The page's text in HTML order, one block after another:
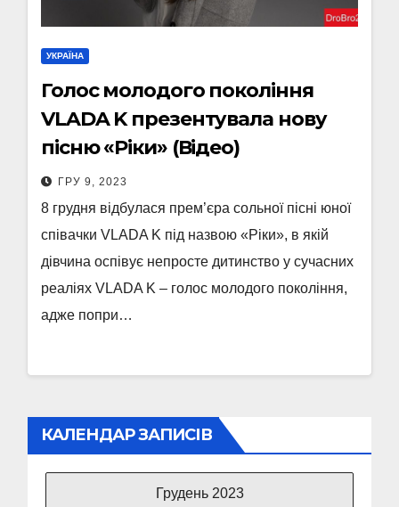
УКРАЇНА
Голос молодого покоління
VLADA K презентувала нову
пісню «Ріки» (Відео)
ГРУ 9, 2023
8 грудня відбулася прем’єра сольної пісні юної
співачки VLADA K під назвою «Ріки», в якій
дівчина оспівує непросте дитинство у сучасних
реаліях VLADA K – голос молодого покоління,
адже попри…
КАЛЕНДАР ЗАПИСІВ
Грудень 2023